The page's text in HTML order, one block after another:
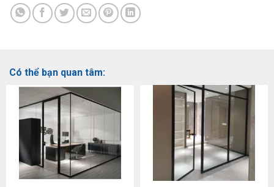
Có thể bạn quan tâm: